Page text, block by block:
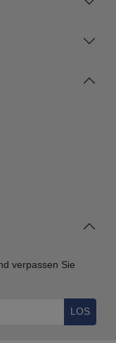
verpassen Sie
LOS